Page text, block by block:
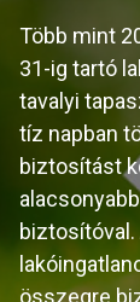
Több mint
31-ig tartó
tavalyi
tíz napban
biztosítást
összegre